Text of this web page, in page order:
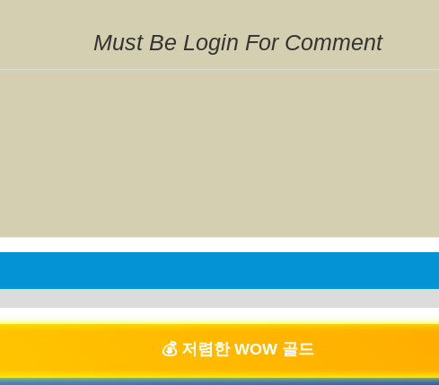
Must Be Login For Comment
💰 저렴한 WOW 골드